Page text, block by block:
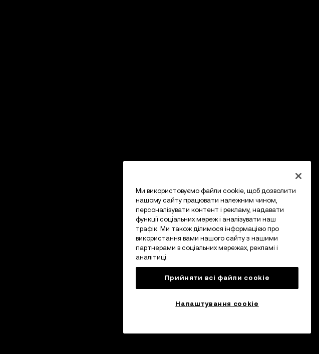
Ми використовуємо файли cookie, щоб дозволити
нашому сайту працювати належним чином,
персоналізувати контент і рекламу, надавати
функції соціальних мереж і аналізувати наш
трафік. Ми також ділимося інформацією про
використання вами нашого сайту з нашими
партнерами в соціальних мережах, рекламі і
аналітиці.
Прийняти всі файли сookie
Налаштування cookie